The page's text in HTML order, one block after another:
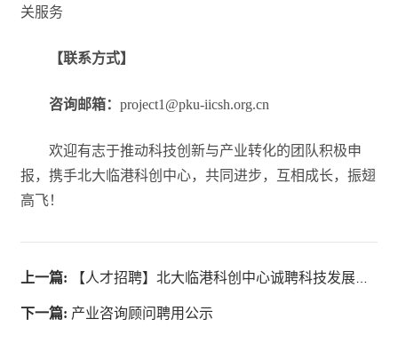
关服务
【联系方式】
咨询邮箱： project1@pku-iicsh.org.cn
欢迎有志于推动科技创新与产业转化的团队积极申
报，携手北大临港科创中心，共同进步，互相成长，振翅
高飞！
上一篇: 【人才招聘】北大临港科创中心诚聘科技发展总监
下一篇: 产业咨询顾问聘用公示